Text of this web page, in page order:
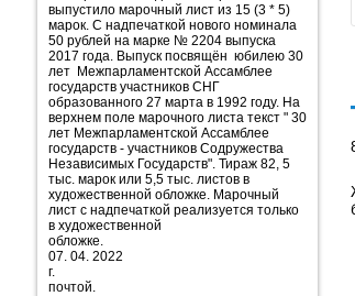
выпустило марочный лист из 15 (3 * 5)
марок. С надпечаткой нового номинала
50 рублей на марке № 2204 выпуска
2017 года. Выпуск посвящён юбилею 30
лет Межпарламентской Ассамблее
государств участников СНГ
образованного 27 марта в 1992 году. На
верхнем поле марочного листа текст " 30
лет Межпарламентской Ассамблее
государств - участников Содружества
Независимых Государств". Тираж 82, 5
тыс. марок или 5,5 тыс. листов в
художественной обложке. Марочный
лист с надпечаткой реализуется только
в художественной
07. 04. 2022
г.
почтой.